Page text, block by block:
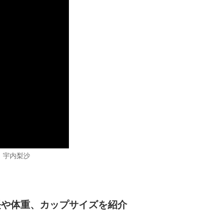
内梨沙
体重、カップサイズを紹介